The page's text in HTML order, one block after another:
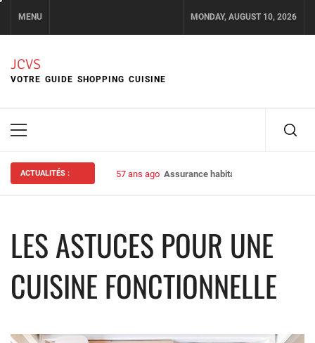
content
MENU MONDAY, AUGUST 10, 2026
JCVS
VOTRE GUIDE SHOPPING CUISINE
Primary
ACTUALITÉS : 57 ans ago Assurance habitation : bien choisir
LES ASTUCES POUR UNE
CUISINE FONCTIONNELLE